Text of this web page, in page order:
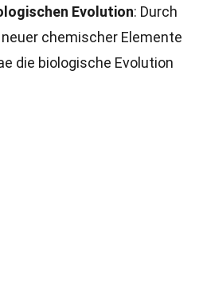
Evolution: Durch
chemischer Elemente
die biologische Evolution